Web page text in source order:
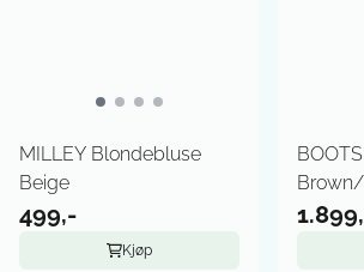
MILLEY Blondebluse
Beige
499,-
Kjøp